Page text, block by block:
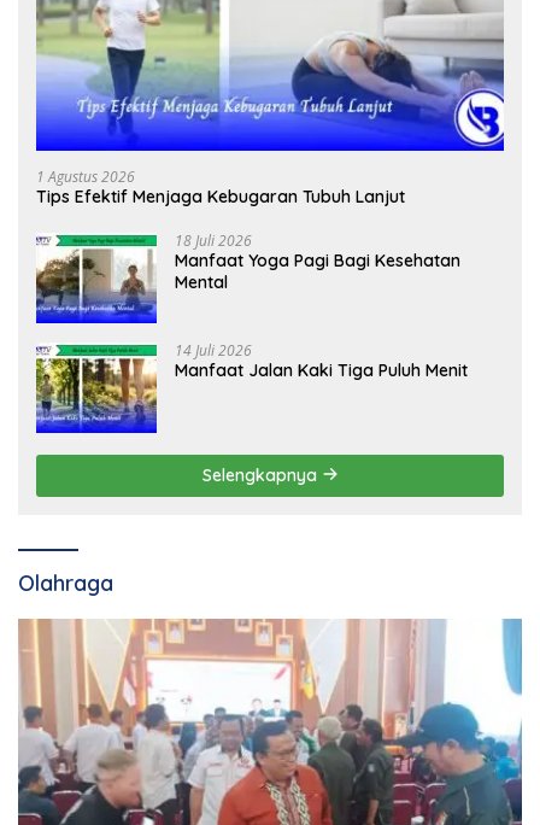
1 Agustus 2026
Tips Efektif Menjaga Kebugaran Tubuh Lanjut
18 Juli 2026
Manfaat Yoga Pagi Bagi Kesehatan
Mental
14 Juli 2026
Manfaat Jalan Kaki Tiga Puluh Menit
Selengkapnya
Olahraga